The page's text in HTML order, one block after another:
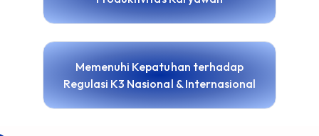
Memenuhi Kepatuhan terhadap
Regulasi K3 Nasional & Internasional